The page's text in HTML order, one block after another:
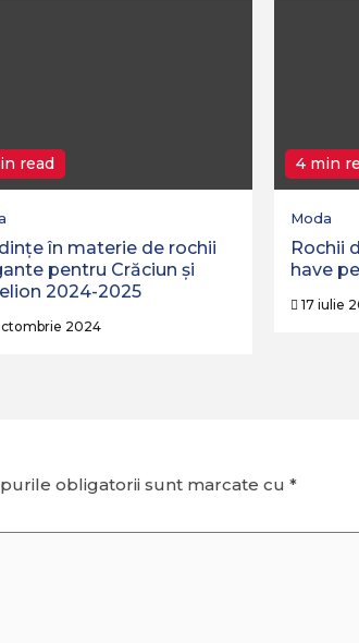
read
în materie de rochii
pentru Crăciun și
2024-2025
2024
4 min
Moda
Rochii
have
17 iulie
obligatorii sunt marcate cu *